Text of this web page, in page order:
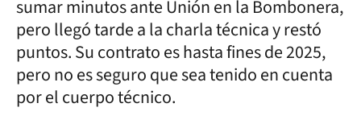
sumar minutos ante Unión en la Bombonera,
pero llegó tarde a la charla técnica y restó
puntos. Su contrato es hasta fines de 2025,
pero no es seguro que sea tenido en cuenta
por el cuerpo técnico.